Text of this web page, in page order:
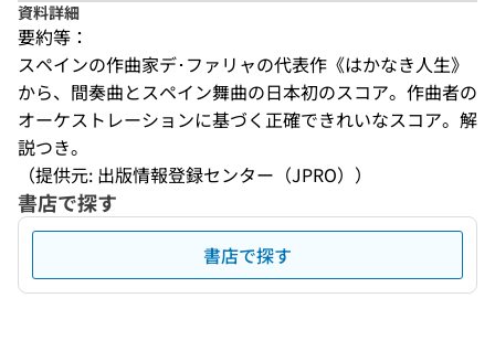
資料詳細
要約等：
スペインの作曲家デ･ファリャの代表作《はかなき人生》
から、間奏曲とスペイン舞曲の日本初のスコア。作曲者の
オーケストレーションに基づく正確できれいなスコア。解
説つき。
（提供元: 出版情報登録センター（JPRO））
書店で探す
書店で探す